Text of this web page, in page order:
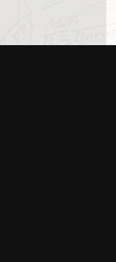
elit. Autem assumenda
distinctio, id, quibusdam est.